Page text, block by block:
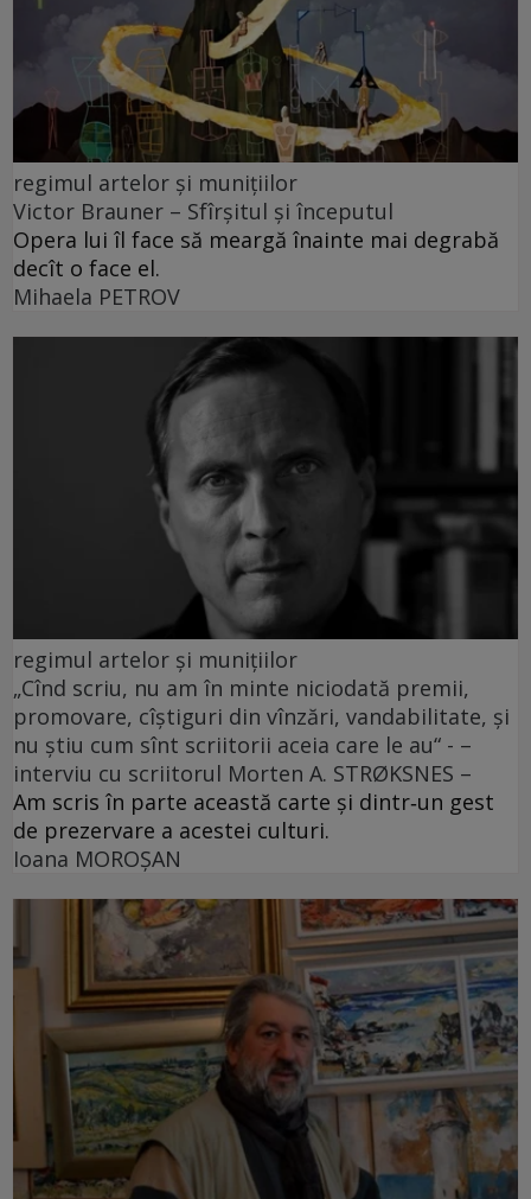
regimul artelor și munițiilor
Victor Brauner – Sfîrșitul și începutul
Opera lui îl face să meargă înainte mai degrabă
decît o face el.
Mihaela PETROV
regimul artelor și munițiilor
„Cînd scriu, nu am în minte niciodată premii,
promovare, cîștiguri din vînzări, vandabilitate, și
nu știu cum sînt scriitorii aceia care le au“ - –
interviu cu scriitorul Morten A. STRØKSNES –
Am scris în parte această carte și dintr‑un gest
de prezervare a acestei culturi.
Ioana MOROȘAN